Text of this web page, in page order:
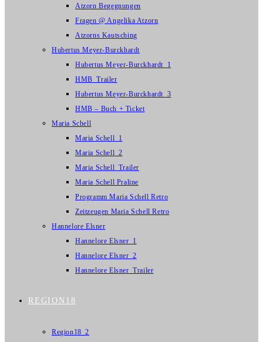
Atzorn Begegnungen
Fragen @ Angelika Atzorn
Atzorns Kautsching
Hubertus Meyer-Burckhardt
Hubertus Meyer-Burckhardt_1
HMB_Trailer
Hubertus Meyer-Burckhardt_3
HMB – Buch + Ticket
Maria Schell
Maria Schell_1
Maria Schell_2
Maria Schell_Trailer
Maria Schell Praline
Programm Maria Schell Retro
Zeitzeugen Maria Schell Retro
Hannelore Elsner
Hannelore Elsner_1
Hannelore Elsner_2
Hannelore Elsner_Trailer
REGION18
Region18_2